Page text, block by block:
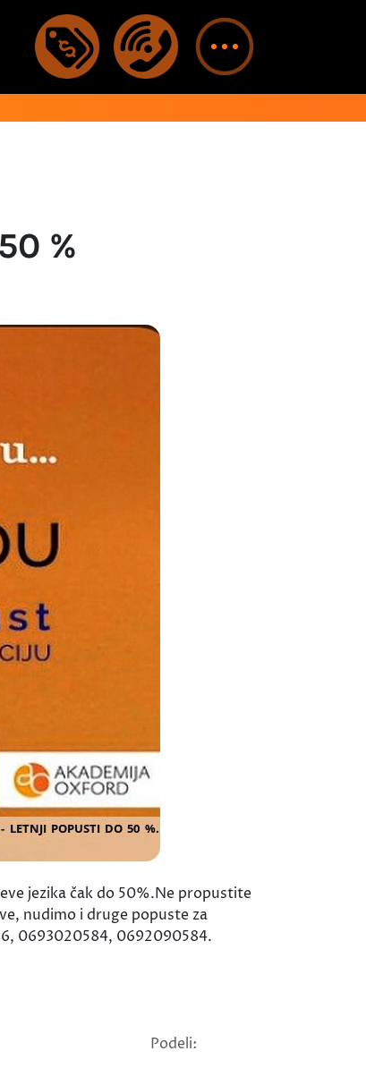
%
jezika čak do 50%.Ne propustite
nudimo i druge popuste za
0693020584, 0692090584.
Podeli: